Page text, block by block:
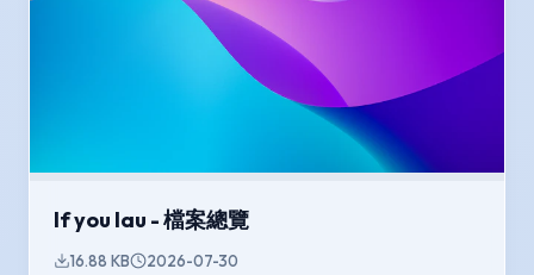
If you lau - 檔案總覽
16.88 KB 2026-07-30